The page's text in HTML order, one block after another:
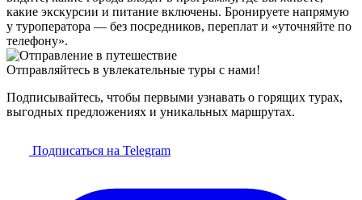
какие экскурсии и питание включены. Бронируете напрямую
у туроператора — без посредников, переплат и «уточняйте по
телефону».
Отправляйтесь в увлекательные туры с нами!
Подписывайтесь, чтобы первыми узнавать о горящих турах,
выгодных предложениях и уникальных маршрутах.
Подписаться на Telegram